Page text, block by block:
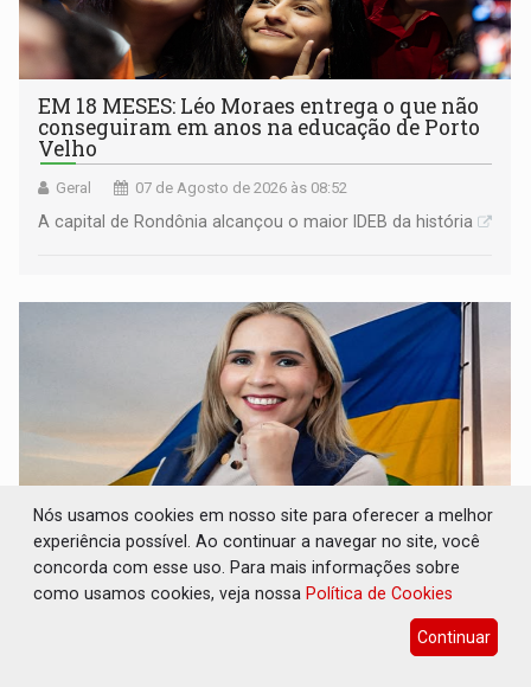
EM 18 MESES: Léo Moraes entrega o que não
conseguiram em anos na educação de Porto
Velho
Geral 07 de Agosto de 2026 às 08:52
A capital de Rondônia alcançou o maior IDEB da história
ELEIÇÕES 2026: Candidata a deputada
federal em Rondônia declara draga de
Nós usamos cookies em nosso site para oferecer a melhor
experiência possível. Ao continuar a navegar no site, você
concorda com esse uso. Para mais informações sobre
como usamos cookies, veja nossa Política de Cookies
Continuar